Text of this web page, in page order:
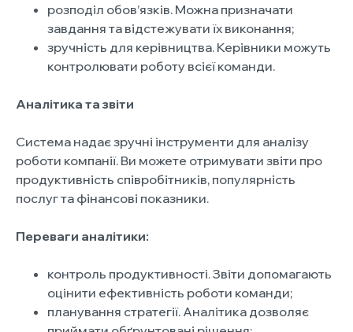
розподіл обов’язків. Можна призначати
завдання та відстежувати їх виконання;
зручність для керівництва. Керівники можуть
контролювати роботу всієї команди.
Аналітика та звіти
Система надає зручні інструменти для аналізу
роботи компанії. Ви можете отримувати звіти про
продуктивність співробітників, популярність
послуг та фінансові показники.
Переваги аналітики:
контроль продуктивності. Звіти допомагають
оцінити ефективність роботи команди;
планування стратегії. Аналітика дозволяє